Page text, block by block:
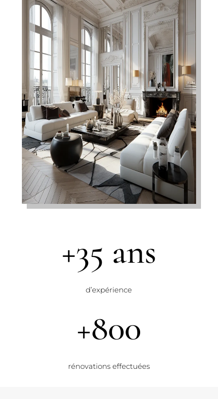
+35 ans
d’expérience
+800
rénovations effectuées